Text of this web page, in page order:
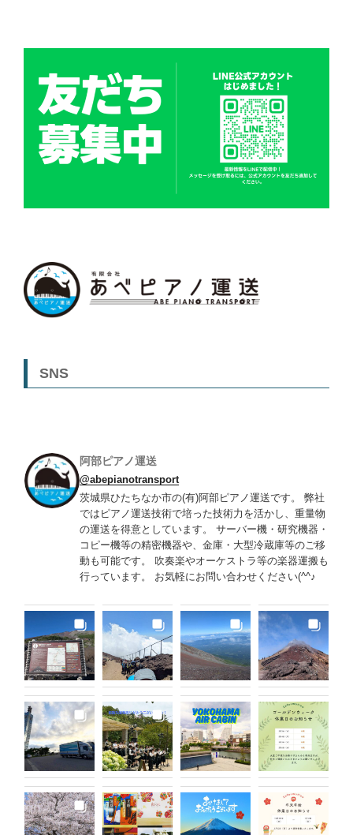
SNS
阿部ピアノ運送
@abepianotransport
茨城県ひたちなか市の(有)阿部ピアノ運送です。 弊社
ではピアノ運送技術で培った技術力を活かし、重量物
の運送を得意としています。 サーバー機・研究機器・
コピー機等の精密機器や、金庫・大型冷蔵庫等のご移
動も可能です。 吹奏楽やオーケストラ等の楽器運搬も
行っています。 お気軽にお問い合わせください(^^♪